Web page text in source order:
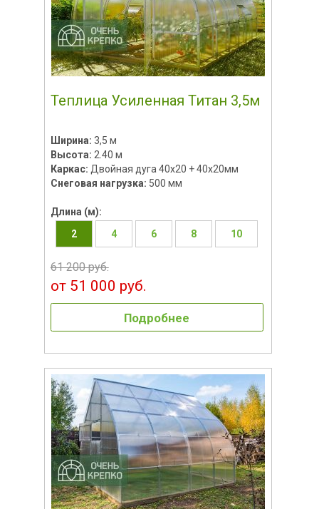
Теплица Усиленная Титан 3,5м
Ширина: 3,5 м
Высота: 2.40 м
Каркас: Двойная дуга 40x20 + 40х20мм
Снеговая нагрузка: 500 мм
Длина (м):
2
4 6 8 10
61 200 руб.
от 51 000 руб.
Подробнее